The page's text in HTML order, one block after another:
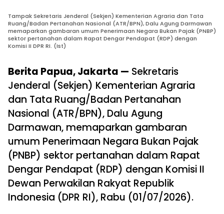
Tampak Sekretaris Jenderal (Sekjen) Kementerian Agraria dan Tata
Ruang/Badan Pertanahan Nasional (ATR/BPN), Dalu Agung Darmawan
memaparkan gambaran umum Penerimaan Negara Bukan Pajak (PNBP)
sektor pertanahan dalam Rapat Dengar Pendapat (RDP) dengan
Komisi II DPR RI. (Ist)
Berita Papua, Jakarta — Sekretaris
Jenderal (Sekjen) Kementerian Agraria
dan Tata Ruang/Badan Pertanahan
Nasional (ATR/BPN), Dalu Agung
Darmawan, memaparkan gambaran
umum Penerimaan Negara Bukan Pajak
(PNBP) sektor pertanahan dalam Rapat
Dengar Pendapat (RDP) dengan Komisi II
Dewan Perwakilan Rakyat Republik
Indonesia (DPR RI), Rabu (01/07/2026).